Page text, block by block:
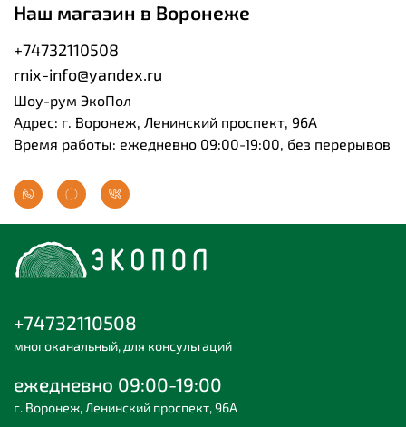
Наш магазин в Воронеже
+74732110508
rnix-info@yandex.ru
Шоу-рум ЭкоПол
Адрес: г. Воронеж, Ленинский проспект, 96А
Время работы: ежедневно 09:00-19:00, без перерывов
+74732110508
многоканальный, для консультаций
ежедневно 09:00-19:00
г. Воронеж, Ленинский проспект, 96А